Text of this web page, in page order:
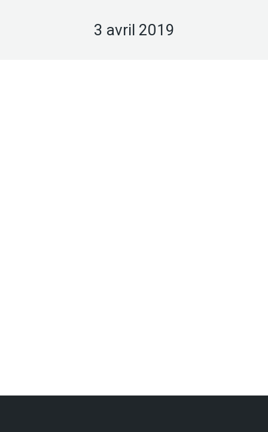
3 avril 2019